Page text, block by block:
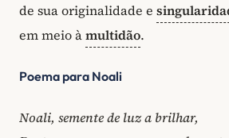
de sua originalidade e
em meio àmultidão.
Poema para Noali
Noali, semente de luz a brilhar,